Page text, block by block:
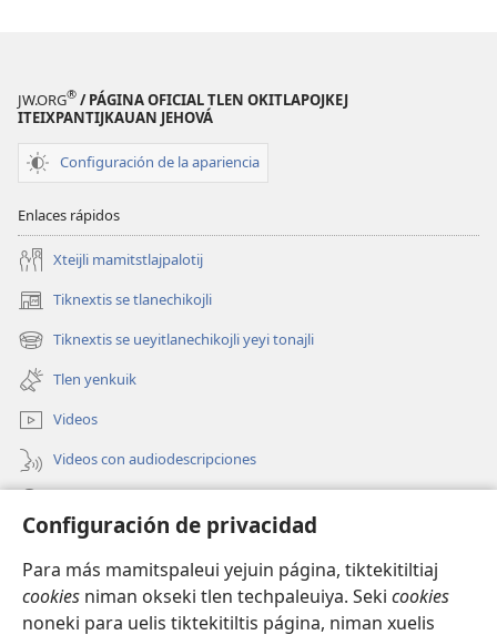
Configuración de privacidad
Para más mamitspaleui yejuin página, tiktekitiltiaj
cookies niman okseki tlen techpaleuiya. Seki cookies
noneki para uelis tiktekitiltis página, niman xuelis
JW.ORG® / PÁGINA OFICIAL TLEN OKITLAPOJKEJ
ITEIXPANTIJKAUAN JEHOVÁ
Configuración de la apariencia
Enlaces rápidos
Xteijli mamitstlajpalotij
Tiknextis se tlanechikojli
(abre
una
nueva
ventana)
Tiknextis se ueyitlanechikojli yeyi tonajli
(abre
una
nueva
ventana)
Tlen yenkuik
Videos
Videos con audiodescripciones
(abre
nueva
ventana)
Biblioteca ipan Internet Watchtower
(abre